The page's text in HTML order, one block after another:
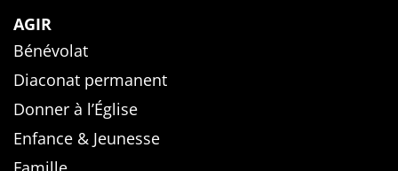
AGIR
Bénévolat
Diaconat permanent
Donner à l’Église
Enfance & Jeunesse